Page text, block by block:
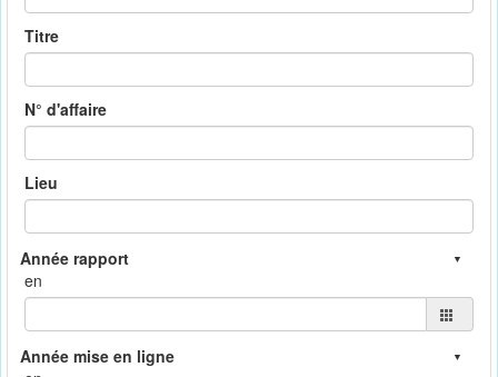
Titre
N° d'affaire
Lieu
en